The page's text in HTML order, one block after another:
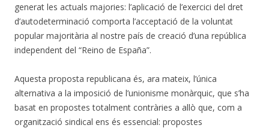
generat les actuals majories: l’aplicació de l’exercici del dret
d’autodeterminació comporta l’acceptació de la voluntat
popular majoritària al nostre país de creació d’una república
independent del “Reino de España”.
Aquesta proposta republicana és, ara mateix, l’única
alternativa a la imposició de l’unionisme monàrquic, que s’ha
basat en propostes totalment contràries a allò que, com a
organització sindical ens és essencial: propostes